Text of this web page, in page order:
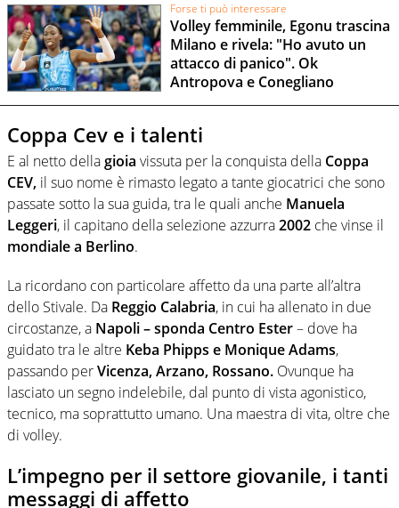
Forse ti può interessare
Volley femminile, Egonu trascina
Milano e rivela: "Ho avuto un
attacco di panico". Ok
Antropova e Conegliano
Coppa Cev e i talenti
E al netto dellagioia vissuta per la conquista della Coppa
CEV, il suo nome è rimasto legato a tante giocatrici che sono
passate sotto la sua guida, tra le quali anche Manuela
Leggeri, il capitano della selezione azzurra2002 che vinse il
mondiale a Berlino.
La ricordano con particolare affetto da una parte all’altra
dello Stivale. Da Reggio Calabria, in cui ha allenato in due
circostanze, a Napoli – sponda Centro Ester– dove ha
guidato tra le altre Keba Phipps e Monique Adams,
passando perVicenza, Arzano, Rossano. Ovunque ha
lasciato un segno indelebile, dal punto di vista agonistico,
tecnico, ma soprattutto umano. Una maestra di vita, oltre che
di volley.
L’impegno per il settore giovanile, i tanti
messaggi di affetto